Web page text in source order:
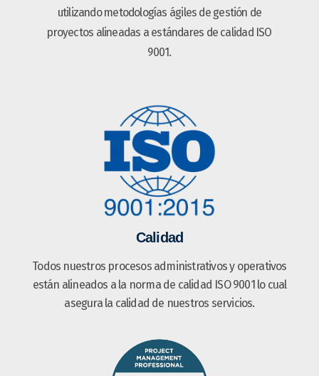
utilizando metodologías ágiles de gestión de
proyectos alineadas a estándares de calidad ISO
9001.
Calidad
Todos nuestros procesos administrativos y operativos
están alineados a la norma de calidad ISO 9001 lo cual
asegura la calidad de nuestros servicios.